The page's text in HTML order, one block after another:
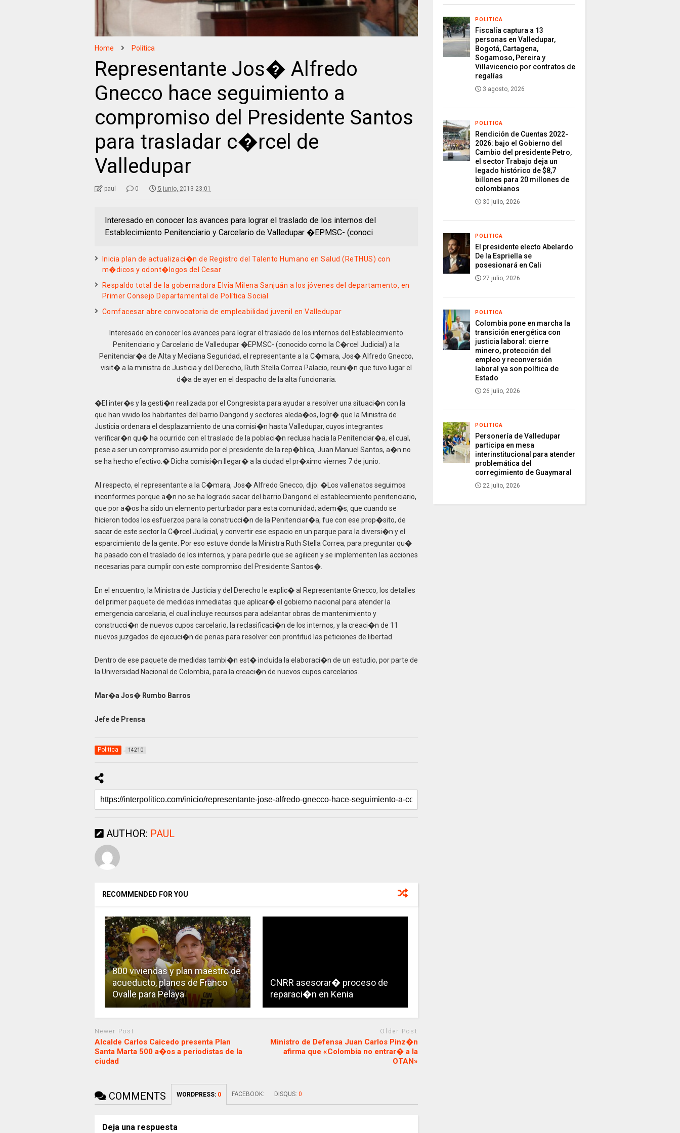
Home Politica
Representante Jos� Alfredo
Gnecco hace seguimiento a
compromiso del Presidente Santos
para trasladar c�rcel de
Valledupar
paul 0 5 junio, 2013 23:01
Interesado en conocer los avances para lograr el traslado de los internos del
Establecimiento Penitenciario y Carcelario de Valledupar �EPMSC- (conoci
Inicia plan de actualizaci�n de Registro del Talento Humano en Salud (ReTHUS) con
m�dicos y odont�logos del Cesar
Respaldo total de la gobernadora Elvia Milena Sanjuán a los jóvenes del departamento, en
Primer Consejo Departamental de Política Social
Comfacesar abre convocatoria de empleabilidad juvenil en Valledupar
Interesado en conocer los avances para lograr el traslado de los internos del Establecimiento
Penitenciario y Carcelario de Valledupar �EPMSC- (conocido como la C�rcel Judicial) a la
Penitenciar�a de Alta y Mediana Seguridad, el representante a la C�mara, Jos� Alfredo Gnecco,
visit� a la ministra de Justicia y del Derecho, Ruth Stella Correa Palacio, reuni�n que tuvo lugar el
d�a de ayer en el despacho de la alta funcionaria.
�El inter�s y la gesti�n realizada por el Congresista para ayudar a resolver una situaci�n con la
que han vivido los habitantes del barrio Dangond y sectores aleda�os, logr� que la Ministra de
Justicia ordenara el desplazamiento de una comisi�n hasta Valledupar, cuyos integrantes
verificar�n qu� ha ocurrido con el traslado de la poblaci�n reclusa hacia la Penitenciar�a, el cual,
pese a ser un compromiso asumido por el presidente de la rep�blica, Juan Manuel Santos, a�n no
se ha hecho efectivo.� Dicha comisi�n llegar� a la ciudad el pr�ximo viernes 7 de junio.
Al respecto, el representante a la C�mara, Jos� Alfredo Gnecco, dijo: �Los vallenatos seguimos
inconformes porque a�n no se ha logrado sacar del barrio Dangond el establecimiento penitenciario,
que por a�os ha sido un elemento perturbador para esta comunidad; adem�s, que cuando se
hicieron todos los esfuerzos para la construcci�n de la Penitenciar�a, fue con ese prop�sito, de
sacar de este sector la C�rcel Judicial, y convertir ese espacio en un parque para la diversi�n y el
esparcimiento de la gente. Por eso estuve donde la Ministra Ruth Stella Correa, para preguntar qu�
ha pasado con el traslado de los internos, y para pedirle que se agilicen y se implementen las acciones
necesarias para cumplir con este compromiso del Presidente Santos�.
En el encuentro, la Ministra de Justicia y del Derecho le explic� al Representante Gnecco, los detalles
del primer paquete de medidas inmediatas que aplicar� el gobierno nacional para atender la
emergencia carcelaria, el cual incluye recursos para adelantar obras de mantenimiento y
construcci�n de nuevos cupos carcelario, la reclasificaci�n de los internos, y la creaci�n de 11
nuevos juzgados de ejecuci�n de penas para resolver con prontitud las peticiones de libertad.
Dentro de ese paquete de medidas tambi�n est� incluida la elaboraci�n de un estudio, por parte de
la Universidad Nacional de Colombia, para la creaci�n de nuevos cupos carcelarios.
Mar�a Jos� Rumbo Barros
Jefe de Prensa
Politica 14210
AUTHOR: PAUL
RECOMMENDED FOR YOU
800 viviendas y plan maestro de
acueducto, planes de Franco
Ovalle para Pelaya
CNRR asesorar� proceso de
reparaci�n en Kenia
Newer Post
Alcalde Carlos Caicedo presenta Plan
Santa Marta 500 a�os a periodistas de la
ciudad
Older Post
Ministro de Defensa Juan Carlos Pinz�n
afirma que «Colombia no entrar� a la
OTAN»
COMMENTS WORDPRESS: 0 FACEBOOK: DISQUS: 0
Deja una respuesta
POLITICA
Fiscalía captura a 13
personas en Valledupar,
Bogotá, Cartagena,
Sogamoso, Pereira y
Villavicencio por contratos de
regalías
3 agosto, 2026
POLITICA
Rendición de Cuentas 2022-
2026: bajo el Gobierno del
Cambio del presidente Petro,
el sector Trabajo deja un
legado histórico de $8,7
billones para 20 millones de
colombianos
30 julio, 2026
POLITICA
El presidente electo Abelardo
De la Espriella se
posesionará en Cali
27 julio, 2026
POLITICA
Colombia pone en marcha la
transición energética con
justicia laboral: cierre
minero, protección del
empleo y reconversión
laboral ya son política de
Estado
26 julio, 2026
POLITICA
Personería de Valledupar
participa en mesa
interinstitucional para atender
problemática del
corregimiento de Guaymaral
22 julio, 2026